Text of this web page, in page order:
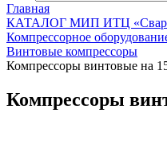
Главная
КАТАЛОГ МИП ИТЦ
Компрессорное
Винтовые компрессоры
Компрессоры винтовые на
Компрессоры